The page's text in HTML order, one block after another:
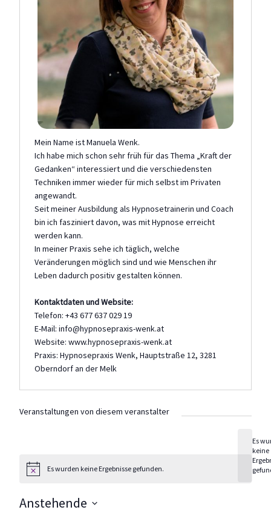
Mein Name ist Manuela Wenk.
Ich habe mich schon sehr früh für das Thema „Kraft der
Gedanken“ interessiert und die verschiedensten
Techniken immer wieder für mich selbst im Privaten
angewandt.
Seit meiner Ausbildung als Hypnosetrainerin und Coach
bin ich fasziniert davon, was mit Hypnose erreicht
werden kann.
In meiner Praxis sehe ich täglich, welche
Veränderungen möglich sind und wie Menschen ihr
Leben dadurch positiv gestalten können.
Kontaktdaten und Website:
Telefon: +43 677 637 029 19
E-Mail: info@hypnosepraxis-wenk.at
Website: www.hypnosepraxis-wenk.at
Praxis: Hypnosepraxis Wenk, Hauptstraße 12, 3281
Oberndorf an der Melk
Veranstaltungen von diesem veranstalter
Hinweis
Es
keine
HinweisEs wurden keine Ergebnisse gefunden.
Anstehende